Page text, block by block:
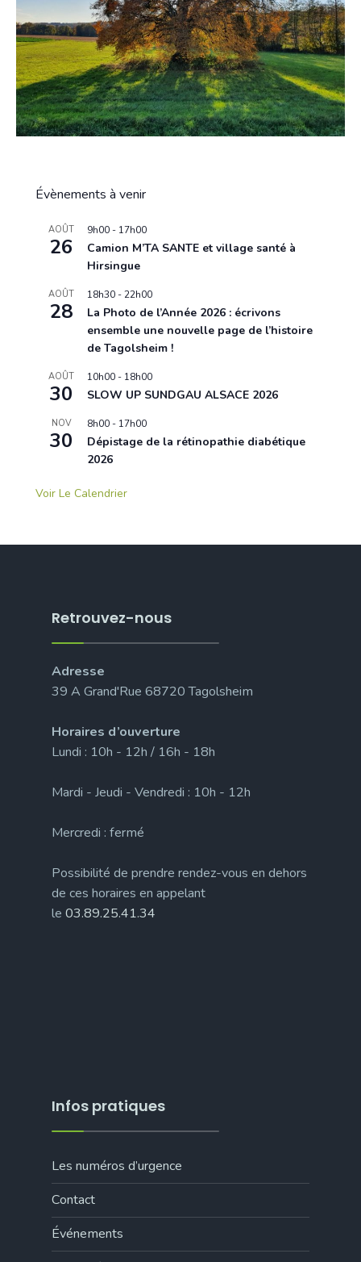
Évènements à venir
AOÛT
26
9h00 - 17h00
Camion M’TA SANTE et village santé à
Hirsingue
AOÛT
28
18h30 -22h00
La Photo de l’Année 2026 : écrivons
ensemble une nouvelle page de l’histoire
de Tagolsheim !
AOÛT
30
10h00 - 18h00
SLOW UP SUNDGAU ALSACE 2026
NOV
30
8h00 - 17h00
Dépistage de la rétinopathie diabétique
2026
Voir Le Calendrier
Retrouvez-nous
Adresse
39 A Grand'Rue 68720 Tagolsheim
Horaires d’ouverture
Lundi : 10h - 12h / 16h - 18h
Mardi - Jeudi - Vendredi : 10h - 12h
Mercredi : fermé
Possibilité de prendre rendez-vous en dehors
de ces horaires en appelant
le 03.89.25.41.34
Infos pratiques
Les numéros d’urgence
Contact
Événements